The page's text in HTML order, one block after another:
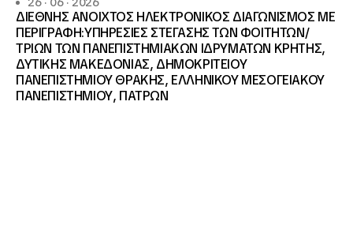
ΔΙΕΘΝΗΣ ΑΝΟΙΧΤΟΣ ΗΛΕΚΤΡΟΝΙΚΟΣ ΔΙΑΓΩΝΙΣΜΟΣ ΜΕ
ΠΕΡΙΓΡΑΦΗ:ΥΠΗΡΕΣΙΕΣ ΣΤΕΓΑΣΗΣ ΤΩΝ ΦΟΙΤΗΤΩΝ/
ΤΡΙΩΝ ΤΩΝ ΠΑΝΕΠΙΣΤΗΜΙΑΚΩΝ ΙΔΡΥΜΑΤΩΝ KΡΗΤΗΣ,
ΔΥΤΙΚΗΣ ΜΑΚΕΔΟΝΙΑΣ, ΔΗΜΟΚΡΙΤΕΙΟΥ
ΠΑΝΕΠΙΣΤΗΜΙΟΥ ΘΡΑΚΗΣ, ΕΛΛΗΝΙΚΟΥ ΜΕΣΟΓΕΙΑΚΟΥ
ΠΑΝΕΠΙΣΤΗΜΙΟΥ, ΠΑΤΡΩΝ